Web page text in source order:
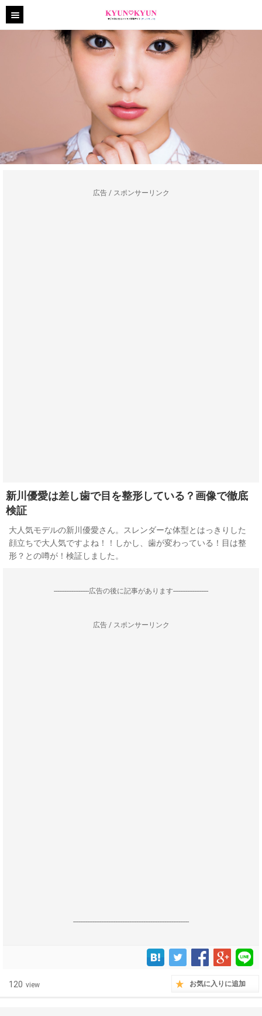
広告 / スポンサーリンク
新川優愛は差し歯で目を整形している？画像で徹底
検証
大人気モデルの新川優愛さん。スレンダーな体型とはっきりした
顔立ちで大人気ですよね！！しかし、歯が変わっている！目は整
形？との噂が！検証しました。
--------------------広告の後に記事があります--------------------
広告 / スポンサーリンク
------------------------------------------------------------------
120 view お気に入りに追加